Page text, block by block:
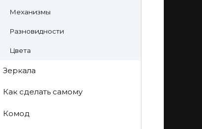
Механизмы
Разновидности
Цвета
Зеркала
Как сделать самому
Комод